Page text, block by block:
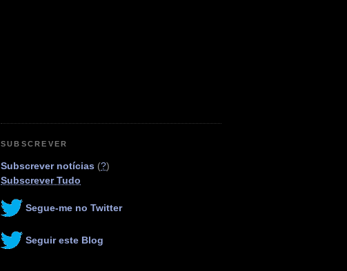
SUBSCREVER
Subscrever notícias (?)
Subscrever Tudo
Segue-me no Twitter
Seguir este Blog